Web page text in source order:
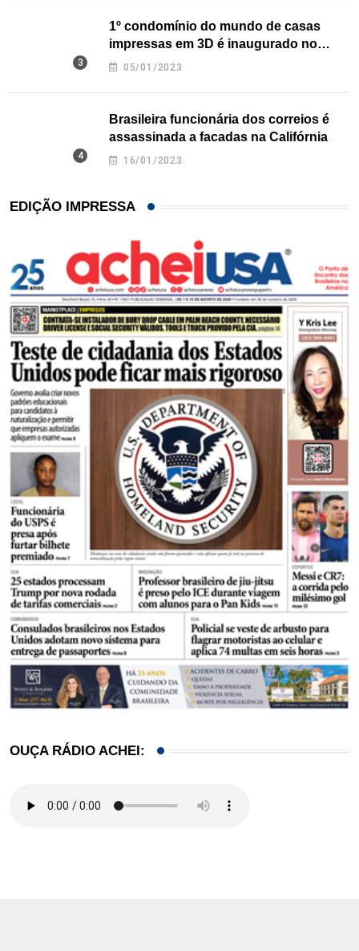
1º condomínio do mundo de casas
impressas em 3D é inaugurado no
Texas
05/01/2023
Brasileira funcionária dos correios é
assassinada a facadas na Califórnia
16/01/2023
EDIÇÃO IMPRESSA
OUÇA RÁDIO ACHEI: